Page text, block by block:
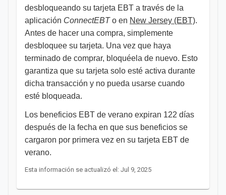
desbloqueando su tarjeta EBT a través de la
aplicación ConnectEBTo en New Jersey (EBT).
Antes de hacer una compra, simplemente
desbloquee su tarjeta. Una vez que haya
terminado de comprar, bloquéela de nuevo. Esto
garantiza que su tarjeta solo esté activa durante
dicha transacción y no pueda usarse cuando
esté bloqueada.
Los beneficios EBT de verano expiran 122 días
después de la fecha en que sus beneficios se
cargaron por primera vez en su tarjeta EBT de
verano.
Esta información se actualizó el: Jul 9, 2025